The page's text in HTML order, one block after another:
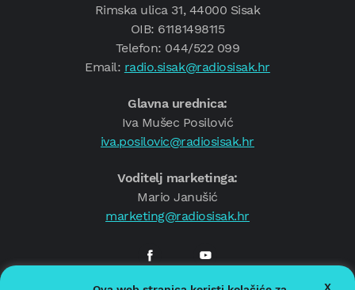
Rimska ulica 31, 44000 Sisak
OIB: 61181498115
Telefon: 044/522 099
Email: radio.sisak@radiosisak.hr
Glavna urednica:
Iva Mušec Posilović
iva.posilovic@radiosisak.hr
Voditelj marketinga:
Mario Janušić
marketing@radiosisak.hr
X